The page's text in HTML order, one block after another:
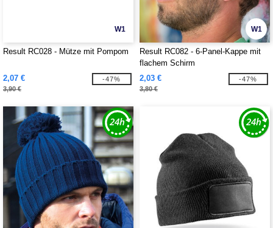
W1
Result RC028 - Mütze mit Pompom
2,07 €
3,90 €
-47%
W1
Result RC082 - 6-Panel-Kappe mit
flachem Schirm
2,03 €
3,80 €
-47%